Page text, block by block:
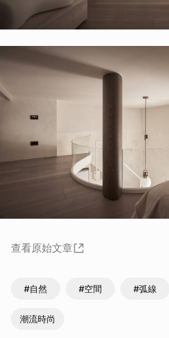
查看原始文章
#自然 #空間 #弧線
潮流時尚